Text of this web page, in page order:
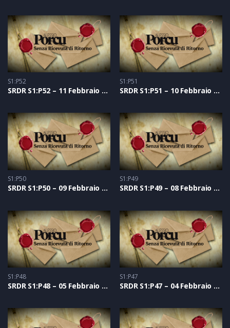
S1:P52
SRDR S1:P52 – 11 Febbraio 2021
S1:P51
SRDR S1:P51 – 10 Febbraio 2021
S1:P50
SRDR S1:P50 – 09 Febbraio 2021
S1:P49
SRDR S1:P49 – 08 Febbraio 2021
S1:P48
SRDR S1:P48 – 05 Febbraio 2021
S1:P47
SRDR S1:P47 – 04 Febbraio 2021